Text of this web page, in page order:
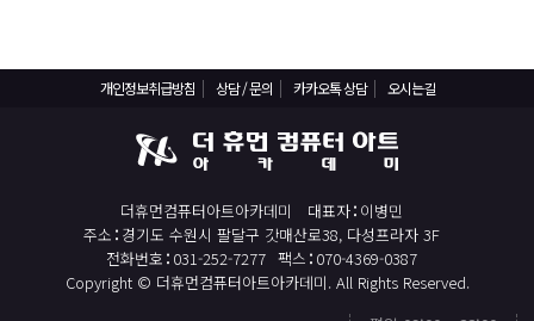
개인정보취급방침 상담 / 문의 카카오톡 상담 오시는길
더휴먼컴퓨터아트아카데미 대표자 이병민
주소 경기도 수원시 팔달구 갓매산로38, 다성프라자 3F
전화번호 031-252-7277 팩스 070-4369-0387
Copyright © 더휴먼컴퓨터아트아카데미. All Rights Reserved.
직업상담사 2급 (필기+실기) 자격증 취득과정
일러스트 자격증 취득과정(GTQi 1급)
전산회계 1급 / FAT 1급 자격증 취득과정
전산세무 2급 / TAT 2급 자격증 취득과정